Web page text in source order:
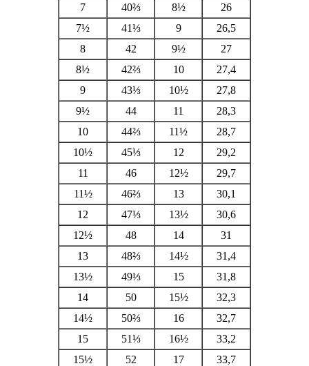
7
40⅔ 8½
26
7½
41⅓ 9
26,5
8
42 9½
27
8½
42⅔ 10
27,4
9
43⅓ 10½
27,8
9½
44 11
28,3
10
44⅔ 11½
28,7
10½
45⅓ 12
29,2
11
46 12½
29,7
11½
46⅔ 13
30,1
12
47⅓ 13½
30,6
12½
48 14
31
13
48⅔ 14½
31,4
13½
49⅓ 15
31,8
14
50 15½
32,3
14½
50⅔ 16
32,7
15
51⅓ 16½
33,2
15½
52 17 33,7